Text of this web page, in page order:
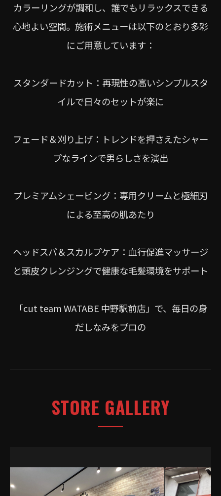
カラーリングが調和し、誰でもリラックスできる
心地よい空間。施術メニューは以下のとおり多彩
にご用意しています：
スタンダードカット：再現性の高いシンプルスタ
イルで日々のセットが楽に
フェード＆刈り上げ：トレンドを押さえたシャー
プなラインで男らしさを演出
プレミアムシェービング：専用クリームと極細刃
による至高の肌あたり
ヘッドスパ＆スカルプケア：血行促進マッサージ
と頭皮クレンジングで健康な毛髪環境をサポート
「cut team WATABE 中野駅前店」で、毎日の身
だしなみをプロの
STORE GALLERY